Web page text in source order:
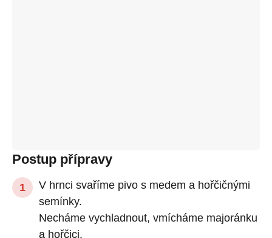
Postup přípravy
V hrnci svaříme pivo s medem a hořčičnými
semínky.
Necháme vychladnout, vmícháme majoránku
a hořčici.